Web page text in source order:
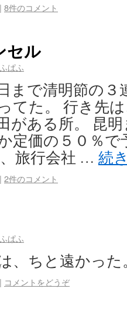
| 8件のコメント
セル
ぱふ
まで清明節の
てた。 行き先
がある所。 昆
定価の５０％
旅行会社 … 続
| 2件のコメント
ぱふ
、ちと遠かった
| コメントをどうぞ